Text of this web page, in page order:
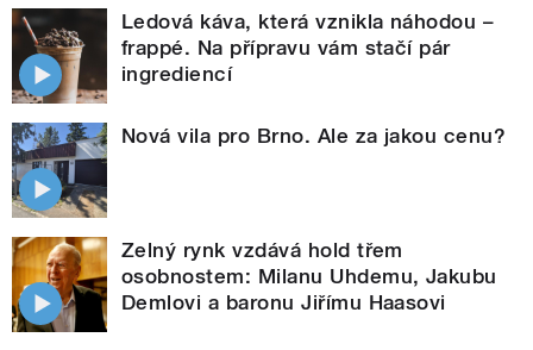
Ledová káva, která vznikla náhodou –
frappé. Na přípravu vám stačí pár
ingrediencí
Nová vila pro Brno. Ale za jakou cenu?
Zelný rynk vzdává hold třem
osobnostem: Milanu Uhdemu, Jakubu
Demlovi a baronu Jiřímu Haasovi